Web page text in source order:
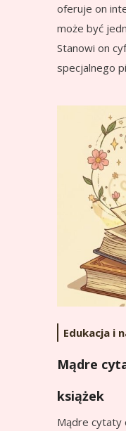
oferuje on
może być
Stanowi on
specjalnego
Edukacja i
Mądre
książek
Mądre cytaty